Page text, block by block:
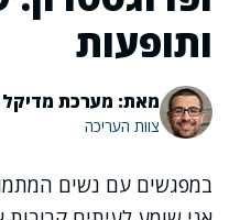
ותופעות
מאת: מערכת מדיקל
צוות העריכה
במפגשים עם נשים